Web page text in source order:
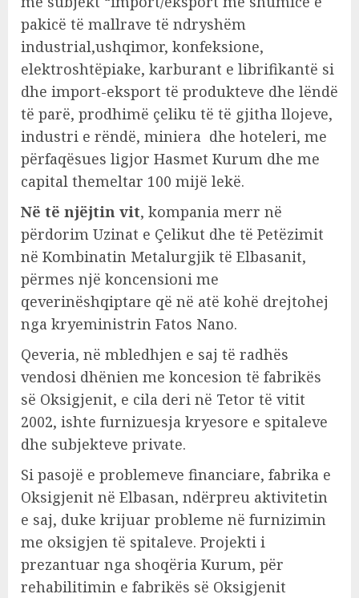
pakicë të mallrave të ndryshëm
industrial,ushqimor, konfeksione,
elektroshtëpiake, karburant e librifikantë si
dhe import-eksport të produkteve dhe lëndë
të parë, prodhimë çeliku të të gjitha llojeve,
industri e rëndë, miniera dhe hoteleri, me
përfaqësues ligjor Hasmet Kurum dhe me
capital themeltar 100 mijë lekë.
Në të njëjtin vit, kompania merr në
përdorim Uzinat e Çelikut dhe të Petëzimit
në Kombinatin Metalurgjik të Elbasanit,
përmes një koncensioni me
qeverinëshqiptare që në atë kohë drejtohej
nga kryeministrin Fatos Nano.
Qeveria, në mbledhjen e saj të radhës
vendosi dhënien me koncesion të fabrikës
së Oksigjenit, e cila deri në Tetor të vitit
2002, ishte furnizuesja kryesore e spitaleve
dhe subjekteve private.
Si pasojë e problemeve financiare, fabrika e
Oksigjenit në Elbasan, ndërpreu aktivitetin
e saj, duke krijuar probleme në furnizimin
me oksigjen të spitaleve. Projekti i
prezantuar nga shoqëria Kurum, për
rehabilitimin e fabrikës së Oksigjenit